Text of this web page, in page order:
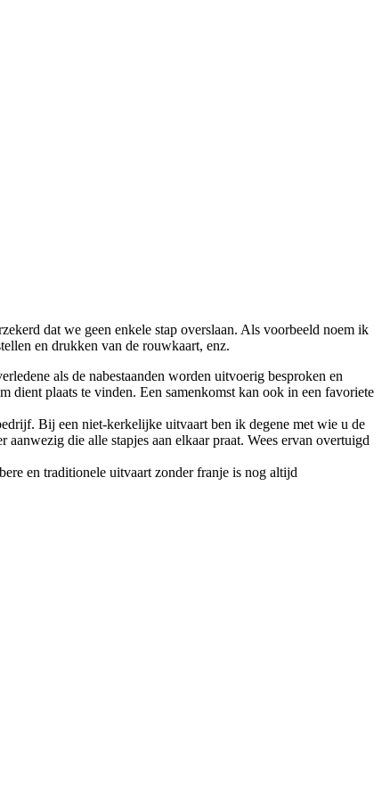
dat we geen enkele stap overslaan. Als voorbeeld noem ik
en drukken van de rouwkaart, enz.
als de nabestaanden worden uitvoerig besproken en
plaats te vinden. Een samenkomst kan ook in een favoriete
Bij een niet-kerkelijke uitvaart ben ik degene met wie u de
die alle stapjes aan elkaar praat. Wees ervan overtuigd
en traditionele uitvaart zonder franje is nog altijd